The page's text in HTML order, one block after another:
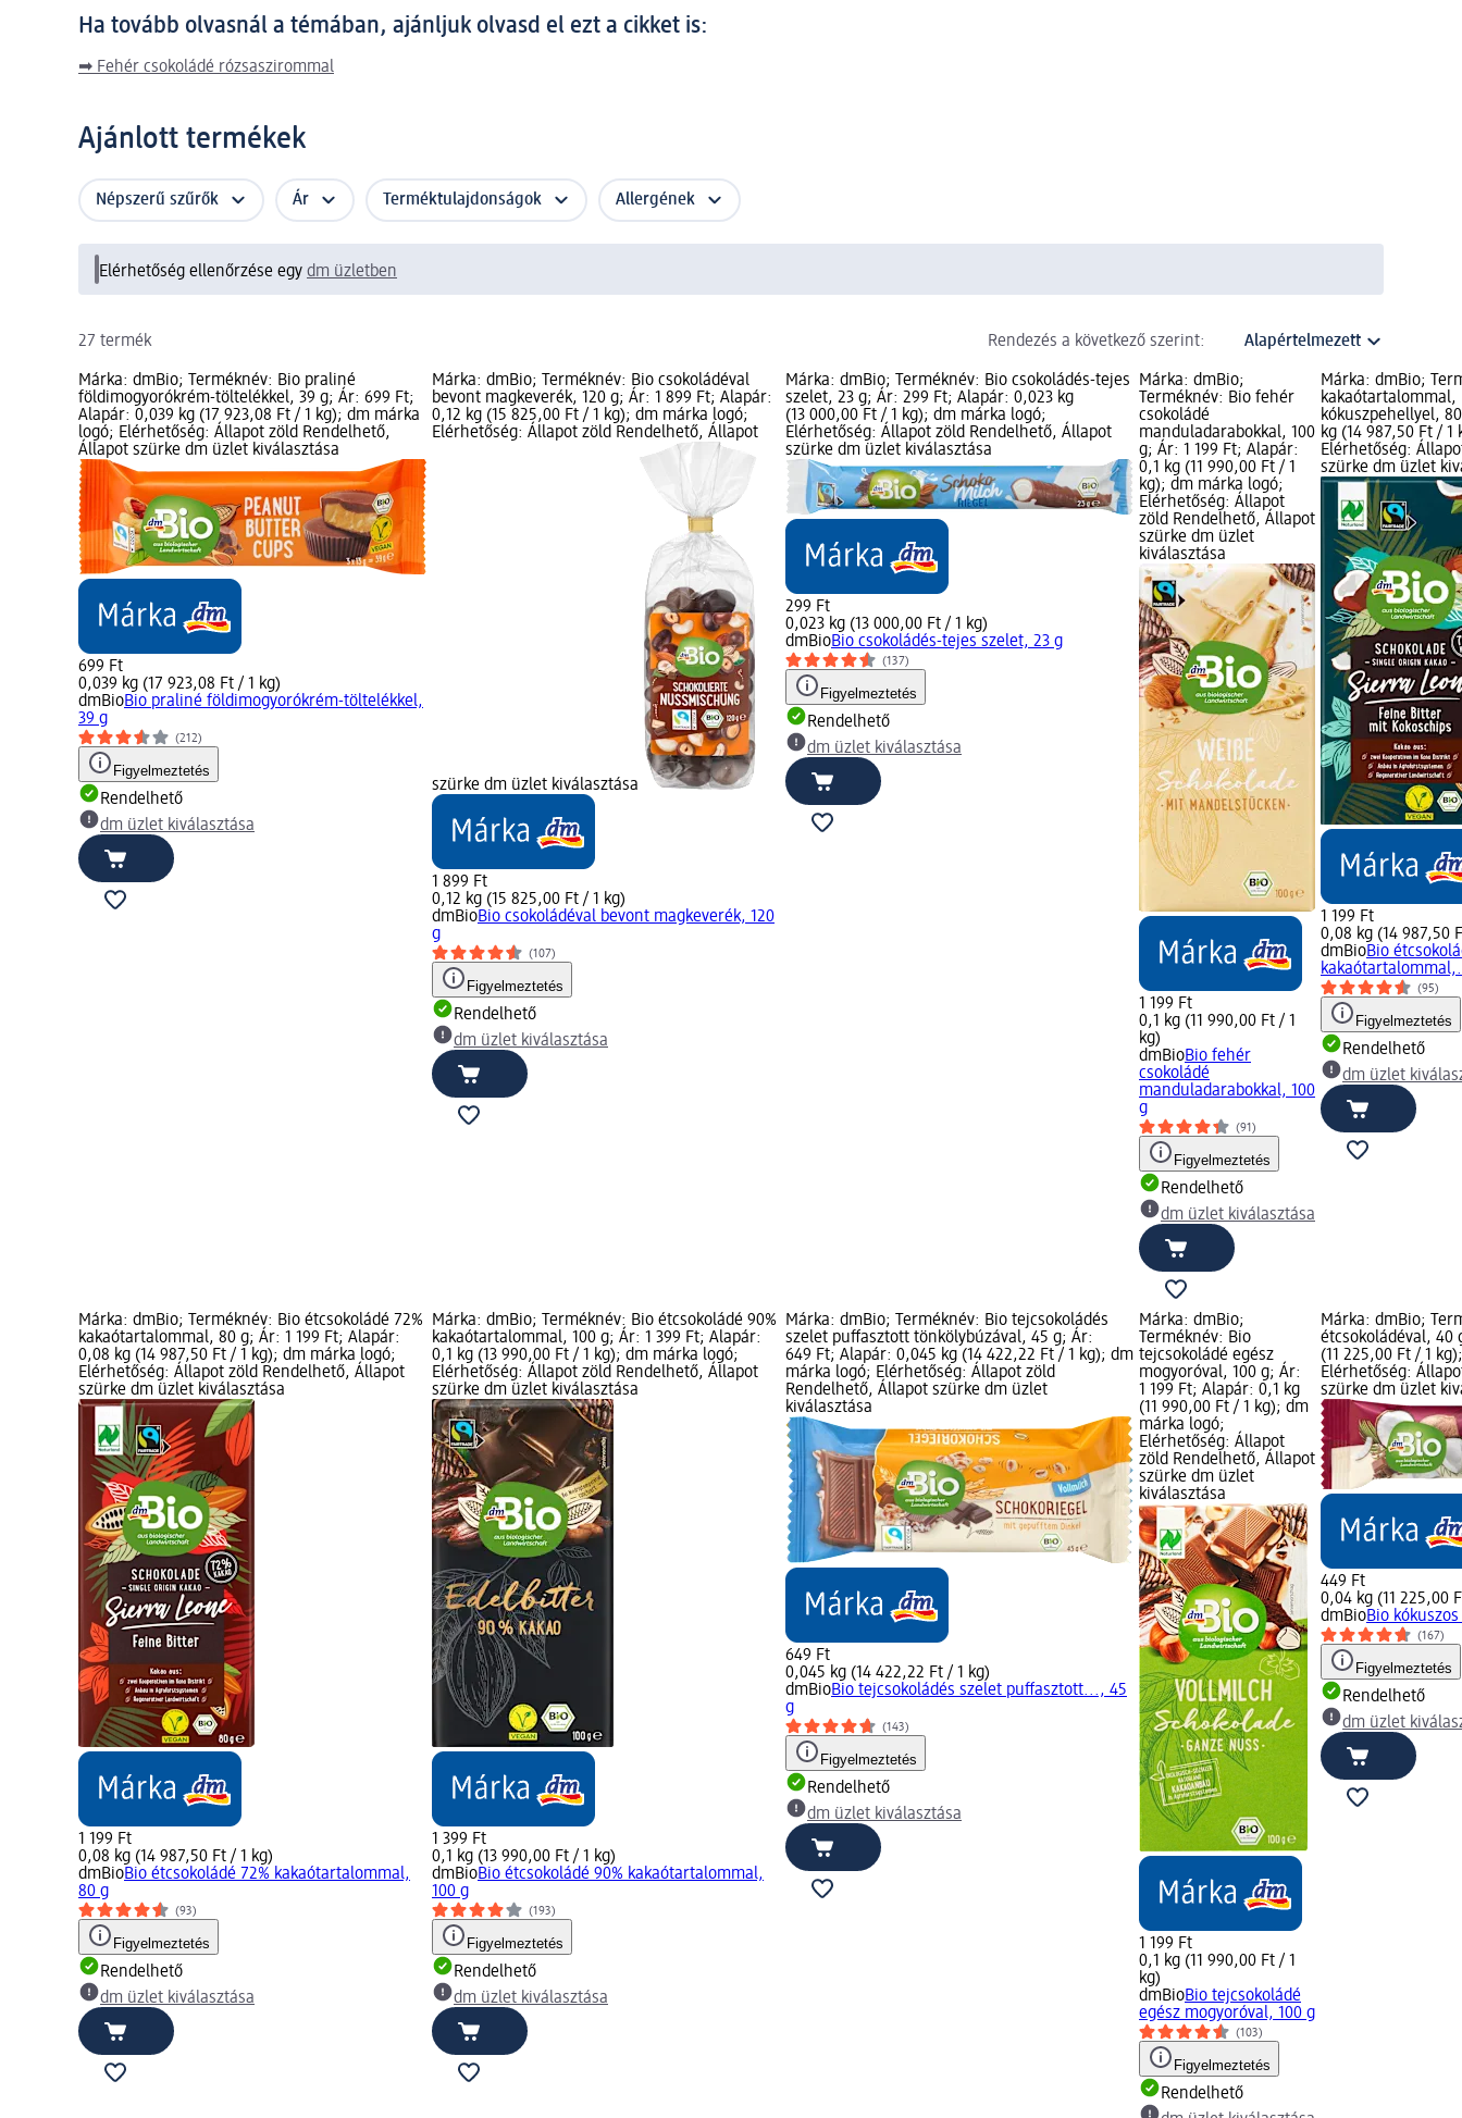
Ha tovább olvasnál a témában, ajánljuk olvasd el ezt a cikket is:
➡ Fehér csokoládé rózsaszirommal
Ajánlott termékek
Népszerű szűrők Ár Terméktulajdonságok Allergének
Elérhetőség ellenőrzése egy dm üzletben
27 termék Rendezés a következő szerint:
Márka: dmBio; Terméknév: Bio praliné
földimogyorókrém-töltelékkel, 39 g; Ár: 699 Ft;
Alapár: 0,039 kg (17 923,08 Ft / 1 kg); dm márka
logó; Elérhetőség: Állapot zöld Rendelhető,
Állapot szürke dm üzlet kiválasztása
699 Ft
0,039 kg (17 923,08 Ft / 1 kg)
dmBioBio praliné földimogyorókrém-töltelékkel,
39 g
(212)
Figyelmeztetés
Rendelhető
dm üzlet kiválasztása
Márka: dmBio; Terméknév: Bio csokoládéval
bevont magkeverék, 120 g; Ár: 1 899 Ft; Alapár:
0,12 kg (15 825,00 Ft / 1 kg); dm márka logó;
Elérhetőség: Állapot zöld Rendelhető, Állapot
szürke dm üzlet kiválasztása
1 899 Ft
0,12 kg (15 825,00 Ft / 1 kg)
dmBioBio csokoládéval bevont magkeverék, 120
g
(107)
Figyelmeztetés
Rendelhető
dm üzlet kiválasztása
Márka: dmBio; Terméknév: Bio csokoládés-tejes
szelet, 23 g; Ár: 299 Ft; Alapár: 0,023 kg
(13 000,00 Ft / 1 kg); dm márka logó;
Elérhetőség: Állapot zöld Rendelhető, Állapot
szürke dm üzlet kiválasztása
299 Ft
0,023 kg (13 000,00 Ft / 1 kg)
dmBioBio csokoládés-tejes szelet, 23 g
(137)
Figyelmeztetés
Rendelhető
dm üzlet kiválasztása
Márka: dmBio;
Terméknév: Bio fehér
csokoládé
manduladarabokkal, 100
g; Ár: 1 199 Ft; Alapár:
0,1 kg (11 990,00 Ft / 1
kg); dm márka logó;
Elérhetőség: Állapot
zöld Rendelhető, Állapot
szürke dm üzlet
kiválasztása
1 199 Ft
0,1 kg (11 990,00 Ft / 1
kg)
dmBioBio fehér
csokoládé
manduladarabokkal, 100
g
(91)
Figyelmeztetés
Rendelhető
dm üzlet kiválasztása
Márka: dmBio;
kókuszpehellyel,
kg (14 987,50 Ft /
Elérhetőség:
szürke dm üzlet
1 199 Ft
0,08 kg (14 987,50
dmBioBio
(95)
Figyelmeztetés
Rendelhető
dm üzlet
Márka: dmBio; Terméknév: Bio étcsokoládé 72%
kakaótartalommal, 80 g; Ár: 1 199 Ft; Alapár:
0,08 kg (14 987,50 Ft / 1 kg); dm márka logó;
Elérhetőség: Állapot zöld Rendelhető, Állapot
szürke dm üzlet kiválasztása
1 199 Ft
0,08 kg (14 987,50 Ft / 1 kg)
dmBioBio étcsokoládé 72% kakaótartalommal,
80 g
(93)
Figyelmeztetés
Rendelhető
dm üzlet kiválasztása
Márka: dmBio; Terméknév: Bio étcsokoládé 90%
kakaótartalommal, 100 g; Ár: 1 399 Ft; Alapár:
0,1 kg (13 990,00 Ft / 1 kg); dm márka logó;
Elérhetőség: Állapot zöld Rendelhető, Állapot
szürke dm üzlet kiválasztása
1 399 Ft
0,1 kg (13 990,00 Ft / 1 kg)
dmBioBio étcsokoládé 90% kakaótartalommal,
100 g
(193)
Figyelmeztetés
Rendelhető
dm üzlet kiválasztása
Márka: dmBio; Terméknév: Bio tejcsokoládés
szelet puffasztott tönkölybúzával, 45 g; Ár:
649 Ft; Alapár: 0,045 kg (14 422,22 Ft / 1 kg); dm
márka logó; Elérhetőség: Állapot zöld
Rendelhető, Állapot szürke dm üzlet
kiválasztása
649 Ft
0,045 kg (14 422,22 Ft / 1 kg)
dmBioBio tejcsokoládés szelet puffasztott..., 45
g
(143)
Figyelmeztetés
Rendelhető
dm üzlet kiválasztása
Márka: dmBio;
Terméknév: Bio
tejcsokoládé egész
mogyoróval, 100 g; Ár:
1 199 Ft; Alapár: 0,1 kg
(11 990,00 Ft / 1 kg); dm
márka logó;
Elérhetőség: Állapot
zöld Rendelhető, Állapot
szürke dm üzlet
kiválasztása
1 199 Ft
0,1 kg (11 990,00 Ft / 1
kg)
dmBioBio tejcsokoládé
egész mogyoróval, 100 g
(103)
Figyelmeztetés
Rendelhető
Márka: dmBio;
étcsokoládéval, 40
(11 225,00 Ft / 1
Elérhetőség:
szürke dm üzlet
449 Ft
0,04 kg (11 225,00
dmBioBio
(167)
Figyelmeztetés
Rendelhető
dm üzlet